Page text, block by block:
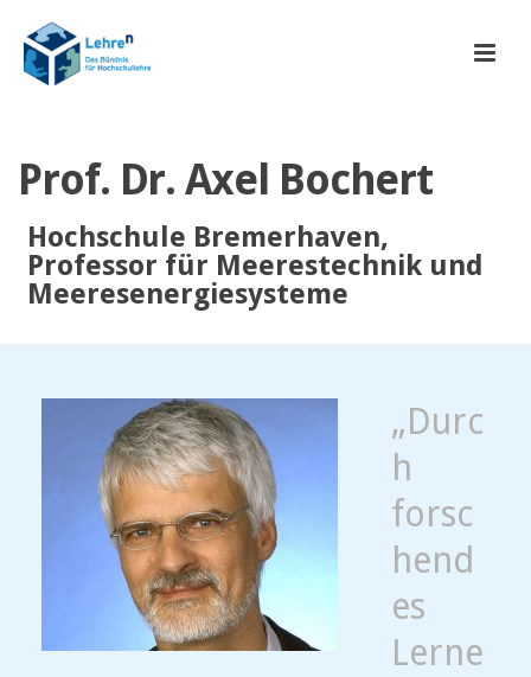
Prof. Dr. Axel Bochert
Hochschule Bremerhaven,
Professor für Meerestechnik und
Meeresenergiesysteme
„Durc
h
forsc
hend
es
Lerne